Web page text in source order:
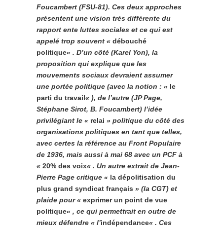
Foucambert (FSU-81). Ces deux approches
présentent une vision très différente du
rapport ente luttes sociales et ce qui est
appelé trop souvent « débouché
politique« . D’un côté (Karel Yon), la
proposition qui explique que les
mouvements sociaux devraient assumer
une portée politique (avec la notion : « le
parti du travail« ), de l’autre (JP Page,
Stéphane Sirot, B. Foucambert) l’idée
privilégiant le « relai » politique du côté des
organisations politiques en tant que telles,
avec certes la référence au Front Populaire
de 1936, mais aussi à mai 68 avec un PCF à
« 20% des voix« . Un autre extrait de Jean-
Pierre Page critique « la dépolitisation du
plus grand syndicat français » (la CGT) et
plaide pour « exprimer un point de vue
politique« , ce qui permettrait en outre de
mieux défendre « l’indépendance« . Ces